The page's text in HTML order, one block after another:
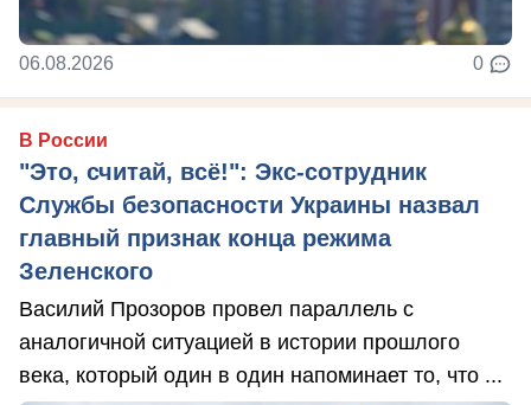
06.08.2026 0
В России
"Это, считай, всё!": Экс-сотрудник
Службы безопасности Украины назвал
главный признак конца режима
Зеленского
Василий Прозоров провел параллель с
аналогичной ситуацией в истории прошлого
века, который один в один напоминает то, что ...